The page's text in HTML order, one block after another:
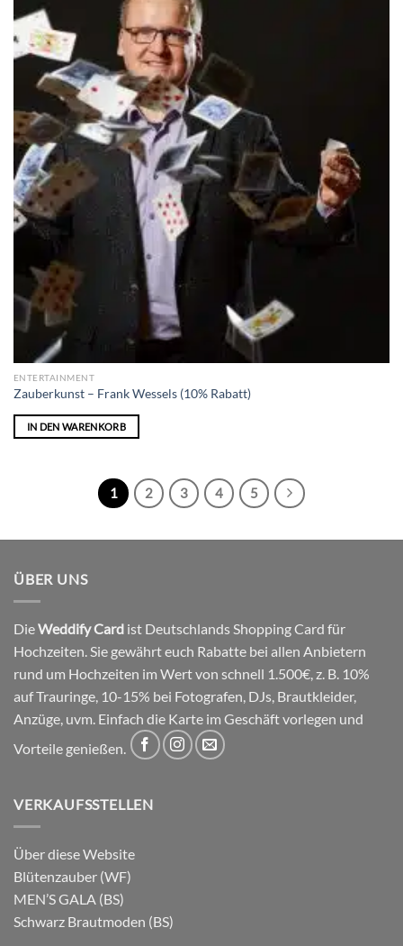
ENTERTAINMENT
Zauberkunst – Frank Wessels (10% Rabatt)
IN DEN WARENKORB
1 2 3 4 5
ÜBER UNS
DieWeddify Card ist Deutschlands Shopping Card für
Hochzeiten. Sie gewährt euch Rabatte bei allen Anbietern
rund um Hochzeiten im Wert von schnell 1.500€, z. B. 10%
auf Trauringe, 10-15% bei Fotografen, DJs, Brautkleider,
Anzüge, uvm. Einfach die Karte im Geschäft vorlegen und
Vorteile genießen.
VERKAUFSSTELLEN
Über diese Website
Blütenzauber (WF)
MEN’S GALA (BS)
Schwarz Brautmoden (BS)